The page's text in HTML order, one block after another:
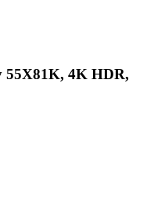
55X81K, 4K HDR,